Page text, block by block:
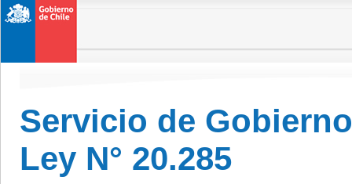
Servicio de
Ley N° 20.285